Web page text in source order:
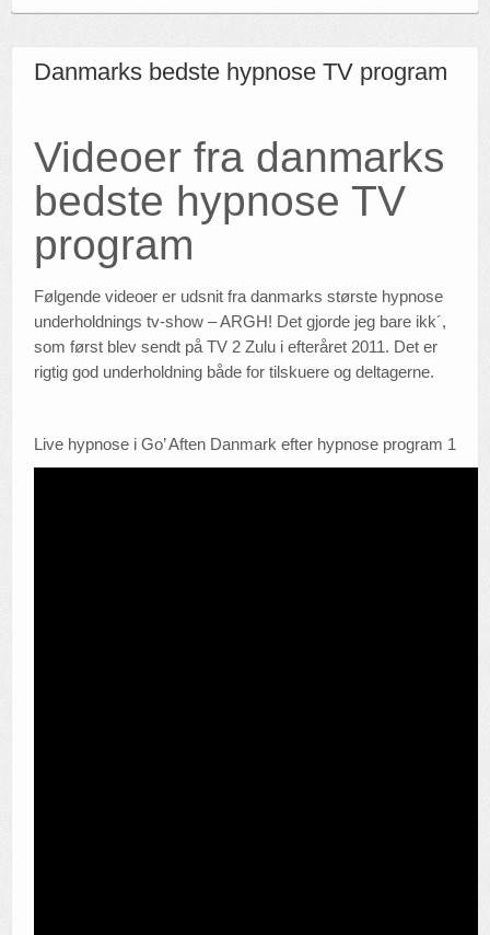
Danmarks bedste hypnose TV program
Videoer fra danmarks
bedste hypnose TV
program
Følgende videoer er udsnit fra danmarks største hypnose
underholdnings tv-show – ARGH! Det gjorde jeg bare ikk´,
som først blev sendt på TV 2 Zulu i efteråret 2011. Det er
rigtig god underholdning både for tilskuere og deltagerne.
Live hypnose i Go’ Aften Danmark efter hypnose program 1